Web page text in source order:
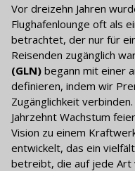
Vor dreizehn Jahren
Flughafenlounge oft als
betrachtet, der nur für
Reisenden zugänglich
(GLN) begann mit einer
definieren, indem wir
Zugänglichkeit
Jahrzehnt Wachstum
Vision zu einem
entwickelt, das ein
betreibt, die auf jede Art